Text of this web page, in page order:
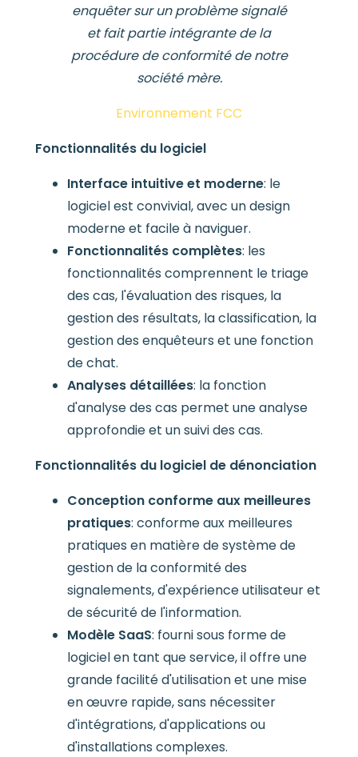
enquêter sur un problème signalé
et fait partie intégrante de la
procédure de conformité de notre
société mère.
Environnement FCC
Fonctionnalités du logiciel
Interface intuitive et moderne: le
logiciel est convivial, avec un design
moderne et facile à naviguer.
Fonctionnalités complètes: les
fonctionnalités comprennent le triage
des cas, l'évaluation des risques, la
gestion des résultats, la classification, la
gestion des enquêteurs et une fonction
de chat.
Analyses détaillées: la fonction
d'analyse des cas permet une analyse
approfondie et un suivi des cas.
Fonctionnalités du logiciel de dénonciation
Conception conforme aux meilleures
pratiques: conforme aux meilleures
pratiques en matière de système de
gestion de la conformité des
signalements, d'expérience utilisateur et
de sécurité de l'information.
Modèle SaaS: fourni sous forme de
logiciel en tant que service, il offre une
grande facilité d'utilisation et une mise
en œuvre rapide, sans nécessiter
d'intégrations, d'applications ou
d'installations complexes.